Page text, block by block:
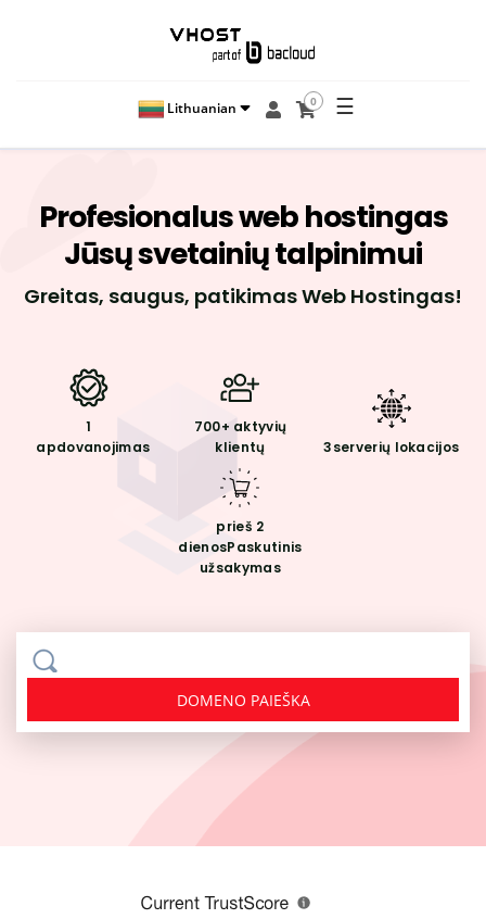
Lithuanian 0 ☰
Profesionalusweb hostingas
Jūsų svetainių talpinimui
Greitas, saugus, patikimas Web Hostingas!
1
apdovanojimas
700+ aktyvių
klientų
3serverių lokacijos
prieš 2
dienosPaskutinis
užsakymas